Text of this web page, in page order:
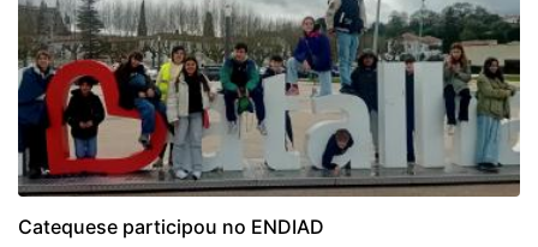
Catequese participou no ENDIAD